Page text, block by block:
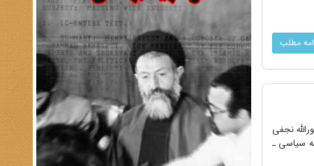
مطلب
نجفى‌
سیاسى ـ